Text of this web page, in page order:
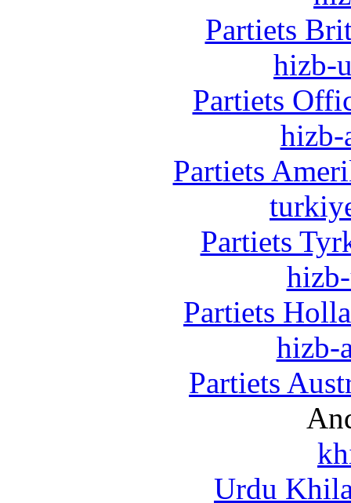
Partiets
hizb-
Partiets
hizb-
Partiets
Partiets
Partiets
hizb-
Partiets
Urdu